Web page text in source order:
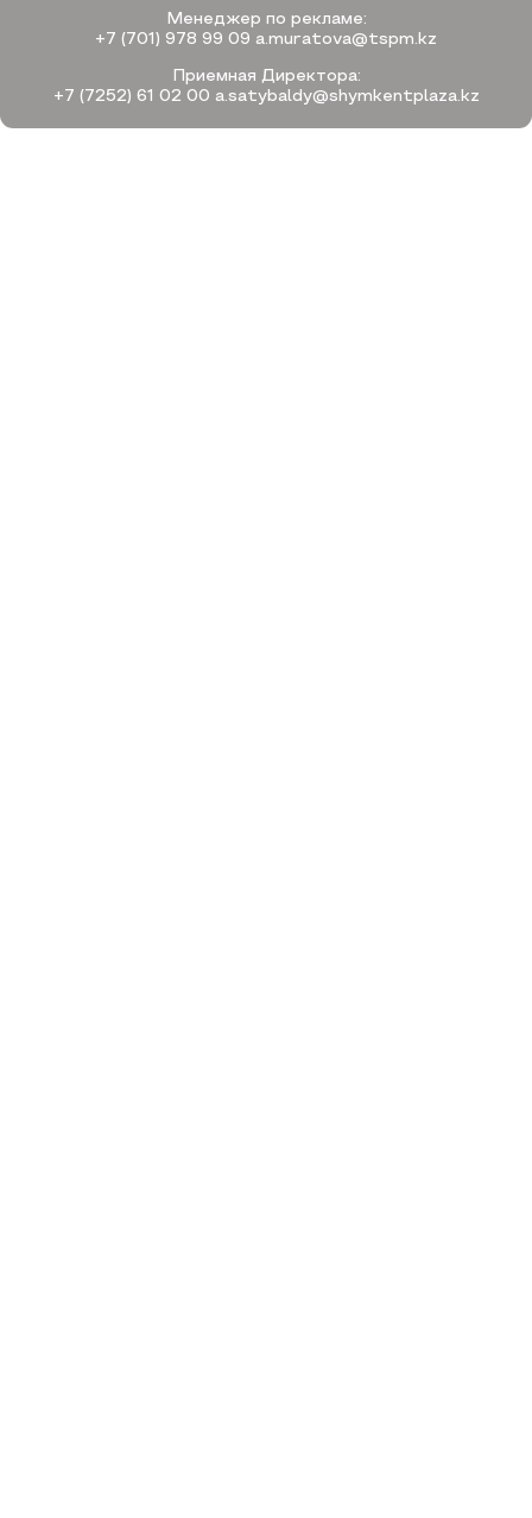
Менеджер по рекламе:
+7 (701) 978 99 09 a.muratova@tspm.kz
Приемная Директора:
+7 (7252) 61 02 00 a.satybaldy@shymkentplaza.kz